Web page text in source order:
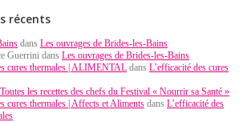
récents
dans Les ouvrages de Brides-les-Bains
Guerrini dans Les ouvrages de Brides-les-Bains
cures thermales | ALIMENTAL dans L’efficacité des cures
Toutes les recettes des chefs du Festival « Nourrir sa Santé »
cures thermales | Affects et Aliments dans L’efficacité des